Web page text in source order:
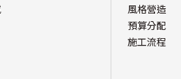
風格營造
預算分配
施工流程